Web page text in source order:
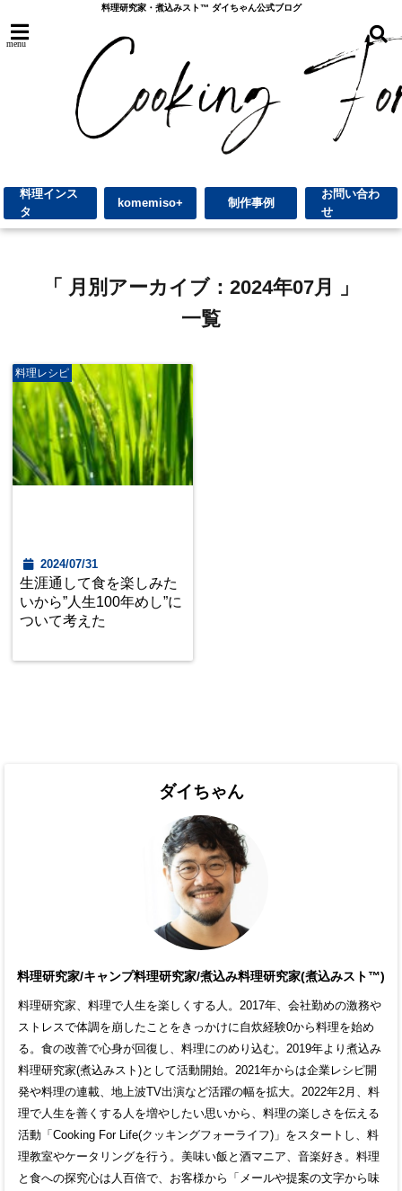
料理研究家・煮込みスト™︎ ダイちゃん公式ブログ
menu
料理インス
タ
komemiso+ 制作事例
お問い合わ
せ
「 月別アーカイブ：2024年07月 」
一覧
料理レシピ
2024/07/31
生涯通して食を楽しみた
いから”人生100年めし”に
ついて考えた
ダイちゃん
料理研究家/キャンプ料理研究家/煮込み料理研究家(煮込みスト™)
料理研究家、料理で人生を楽しくする人。2017年、会社勤めの激務や
ストレスで体調を崩したことをきっかけに自炊経験0から料理を始め
る。食の改善で心身が回復し、料理にのめり込む。2019年より煮込み
料理研究家(煮込みスト)として活動開始。2021年からは企業レシピ開
発や料理の連載、地上波TV出演など活躍の幅を拡大。2022年2月、料
理で人生を善くする人を増やしたい思いから、料理の楽しさを伝える
活動「Cooking For Life(クッキングフォーライフ)」をスタートし、料
理教室やケータリングを行う。美味い飯と酒マニア、音楽好き。料理
と食への探究心は人百倍で、お客様から「メールや提案の文字から味